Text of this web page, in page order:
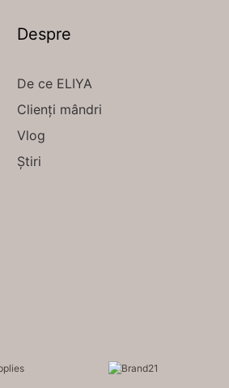
Despre
De ce ELIYA
Clienți mândri
Vlog
Știri